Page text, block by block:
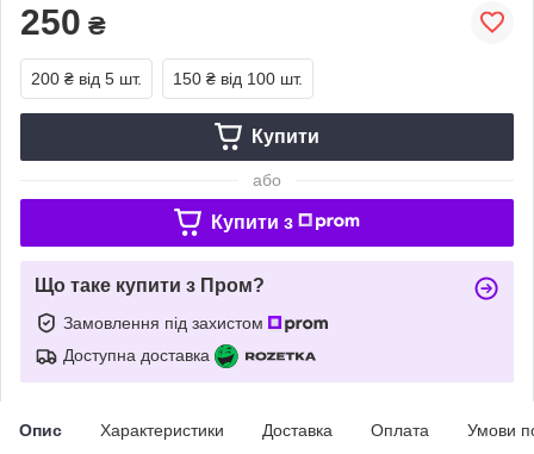
250 ₴
200 ₴ від 5 шт. 150 ₴ від 100 шт.
Купити
або
Купити з
Що таке купити з Пром?
Замовлення під захистом
Доступна доставка
Опис Характеристики Доставка Оплата Умови